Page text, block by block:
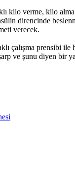
kilo verme, kilo
direncinde
verecek.
çalışma prensibi